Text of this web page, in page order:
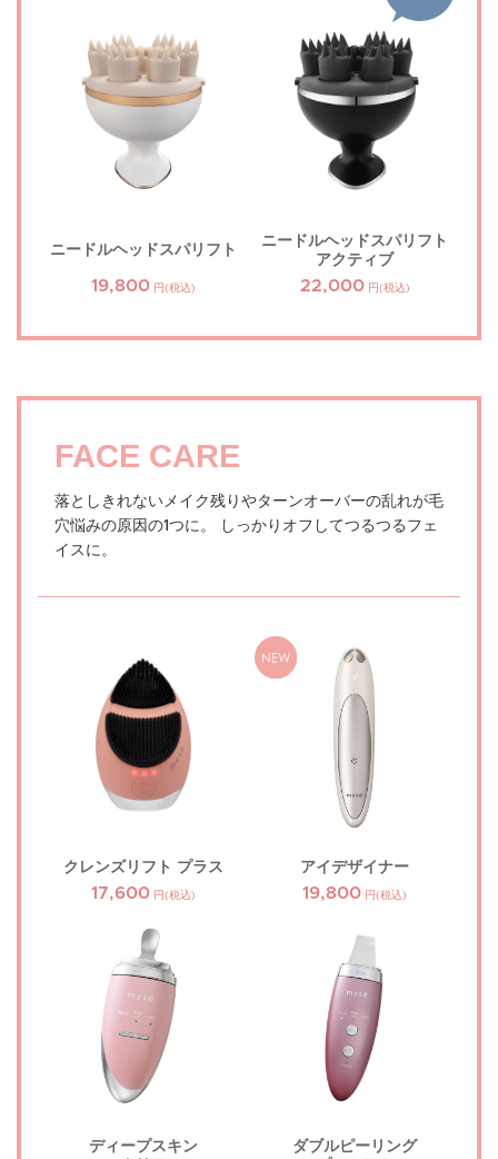
ニードルヘッドスパリフト
19,800 円(税込)
ニードルヘッドスパリフト
アクティブ
22,000 円(税込)
FACE CARE
落としきれないメイク残りやターンオーバーの乱れが毛
穴悩みの原因の1つに。
しっかりオフしてつるつるフェ
イスに。
クレンズリフト プラス
17,600 円(税込)
アイデザイナー
19,800 円(税込)
ディープスキン
ダブルピーリング